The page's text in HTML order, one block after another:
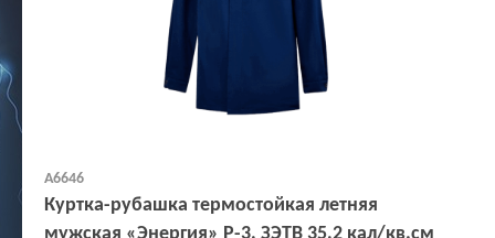
А6646
Куртка-рубашка термостойкая летняя
мужская «Энергия» Р-3, ЗЭТВ 35,2 кал/кв.см